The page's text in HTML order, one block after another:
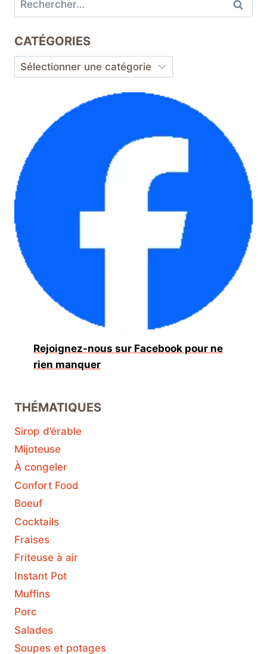
CATÉGORIES
Catégories
Rejoignez-nous sur Facebook pour ne
rien manquer
THÉMATIQUES
Sirop d’érable
Mijoteuse
À congeler
Confort Food
Boeuf
Cocktails
Fraises
Friteuse à air
Instant Pot
Muffins
Porc
Salades
Soupes et potages